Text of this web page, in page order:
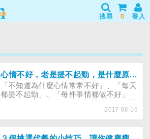
搜尋 0 登入
心情不好，老是提不起勁，是什麼原因？
「不知道為什麼心情常常不好」、「每天
都提不起勁」、「每件事情都做不好」
拜，就要小心是「憂鬱」找上你了。翻開
2017-08-16